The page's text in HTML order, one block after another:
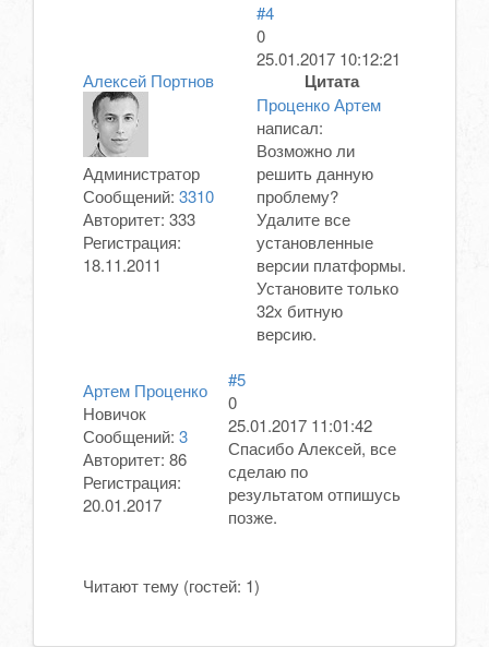
Алексей Портнов
Администратор
Сообщений: 3310
Авторитет: 333
Регистрация:
18.11.2011
#4
0
25.01.2017 10:12:21
Цитата
Проценко Артем
написал:
Возможно ли
решить данную
проблему?
Удалите все
установленные
версии платформы.
Установите только
32х битную
версию.
Артем Проценко
Новичок
Сообщений: 3
Авторитет: 86
Регистрация:
20.01.2017
#5
0
25.01.2017 11:01:42
Спасибо Алексей, все
сделаю по
результатом отпишусь
позже.
Читают тему (гостей: 1)